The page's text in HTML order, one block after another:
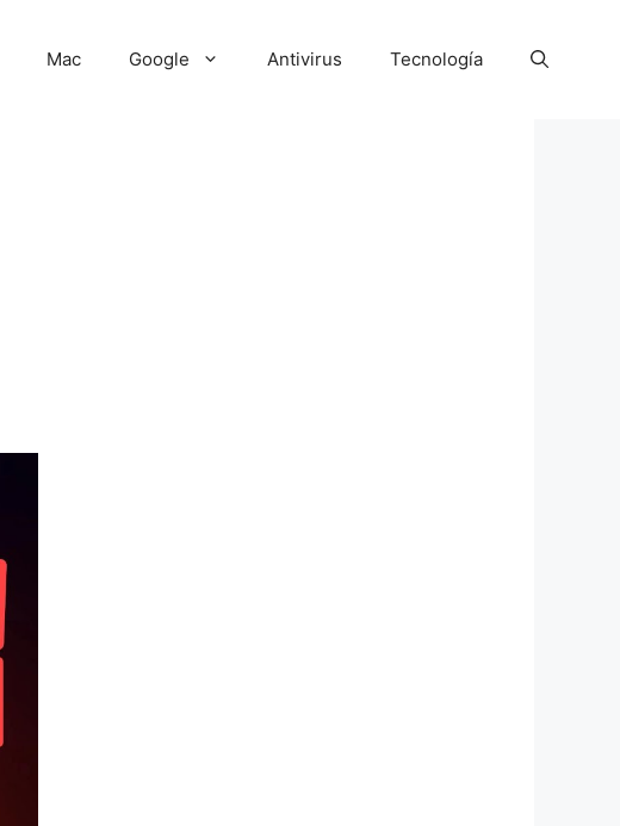
Mac Google Antivirus Tecnología